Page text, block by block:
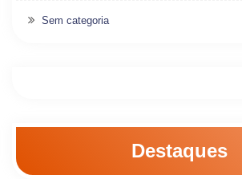
Sem categoria
Destaques